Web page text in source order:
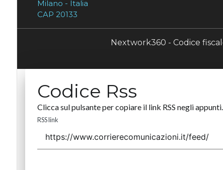
Milano - Italia
CAP 20133
Nextwork360 - Codice
Codice Rss
Clicca sul pulsante per copiare il link RSS negli appunti.
RSS link